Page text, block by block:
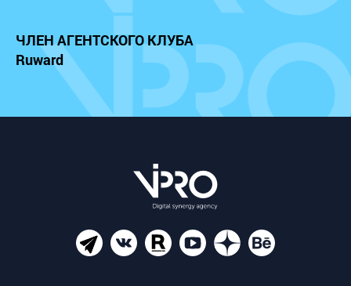
ЧЛЕН АГЕНТСКОГО КЛУБА
Ruward